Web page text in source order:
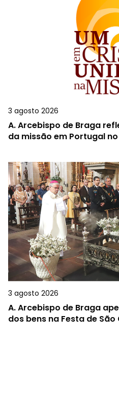
3 agosto 2026
A.Arcebispo de Braga
da missão em Portugal
3 agosto 2026
A.Arcebispo de Braga
dos bens na Festa de São